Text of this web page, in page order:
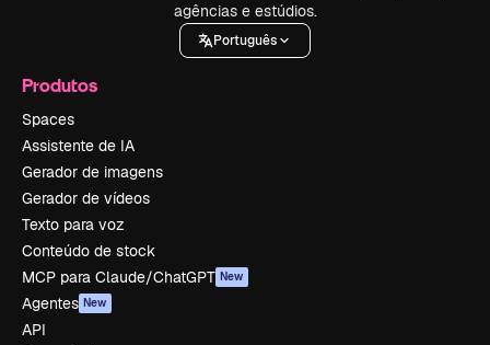
agências e estúdios.
Português
Produtos
Spaces
Assistente de IA
Gerador de imagens
Gerador de vídeos
Texto para voz
Conteúdo de stock
MCP para Claude/ChatGPT New
Agentes New
API